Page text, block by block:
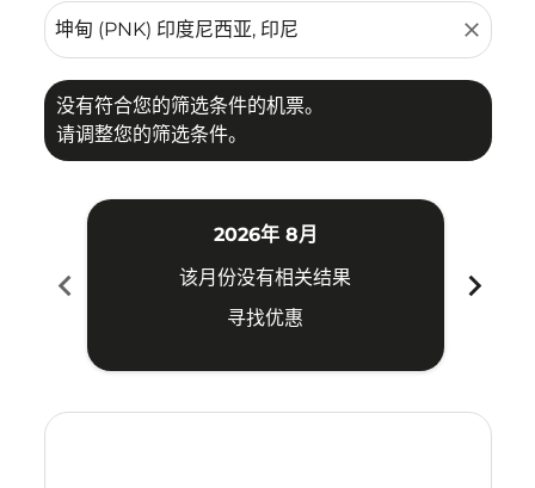
close
没有符合您的筛选条件的机票。
请调整您的筛选条件。
chevron_left
2026年 8月
该月份没有相关结果
寻找优惠
chevron_right